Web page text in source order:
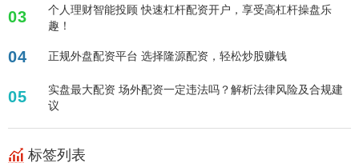
03
个人理财智能投顾 快速杠杆配资开户，享受高杠杆操盘乐
趣！
04 正规外盘配资平台 选择隆源配资，轻松炒股赚钱
05
实盘最大配资 场外配资一定违法吗？解析法律风险及合规建
议
标签列表